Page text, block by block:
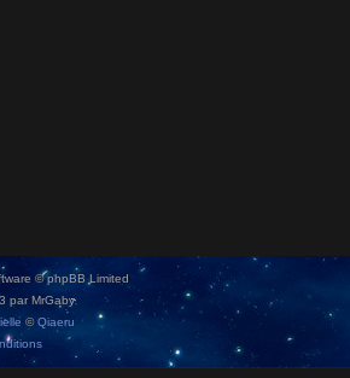
© phpBB Limited
par MrGaby
©Qiaeru